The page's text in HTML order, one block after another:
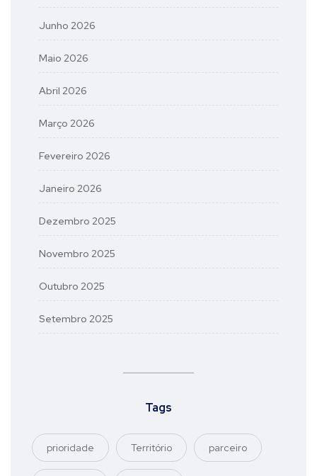
Junho 2026
Maio 2026
Abril 2026
Março 2026
Fevereiro 2026
Janeiro 2026
Dezembro 2025
Novembro 2025
Outubro 2025
Setembro 2025
Tags
prioridade Território parceiro